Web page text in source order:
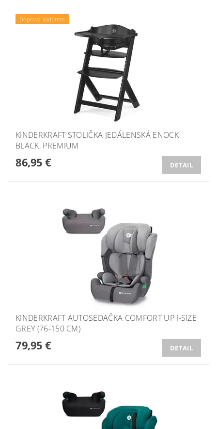
Doprava zadarmo
KINDERKRAFT STOLIČKA JEDÁLENSKÁ ENOCK
BLACK, PREMIUM
86,95 € DETAIL
KINDERKRAFT AUTOSEDAČKA COMFORT UP I-SIZE
GREY (76-150 CM)
79,95 € DETAIL